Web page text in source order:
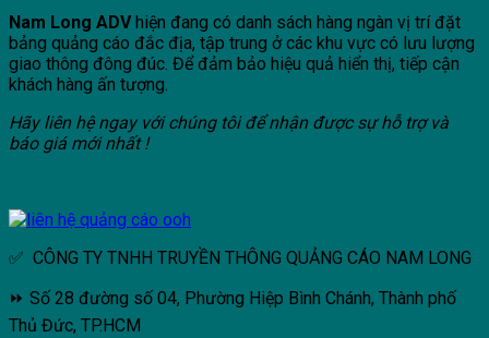
Nam Long ADVhiện đang có danh sách hàng ngàn vị trí đặt
bảng quảng cáo đắc địa, tập trung ở các khu vực có lưu lượng
giao thông đông đúc. Để đảm bảo hiệu quả hiển thị, tiếp cận
khách hàng ấn tượng.
Hãy liên hệ ngay với chúng tôi để nhận được sự hỗ trợ và
báo giá mới nhất !
✅ CÔNG TY TNHH TRUYỀN THÔNG QUẢNG CÁO NAM LONG
⏩ Số 28 đường số 04, Phường Hiệp Bình Chánh, Thành phố
Thủ Đức, TP.HCM